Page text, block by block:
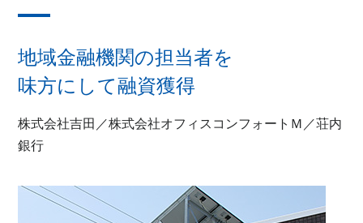
地域金融機関の担当者を
味方にして融資獲得
株式会社吉田／株式会社オフィスコンフォートＭ／荘内
銀行